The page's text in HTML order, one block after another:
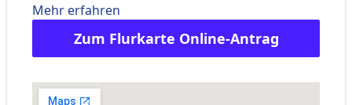
Mehr erfahren
Zum Flurkarte Online-Antrag